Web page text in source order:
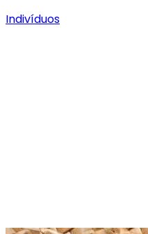
Indivíduos